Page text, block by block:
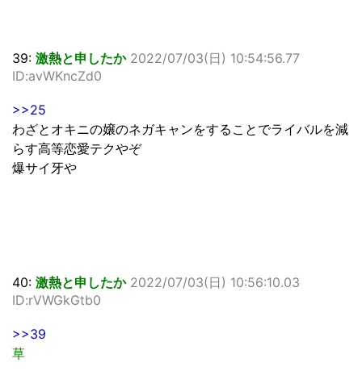
39: 激熱と申したか 2022/07/03(日) 10:54:56.77
ID:avWKncZd0
>>25
わざとオキニの嬢のネガキャンをすることでライバルを減
らす高等恋愛テクやぞ
爆サイ牙や
40: 激熱と申したか 2022/07/03(日) 10:56:10.03
ID:rVWGkGtb0
>>39
草